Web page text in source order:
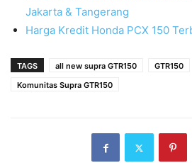
Jakarta & Tangerang
Harga Kredit Honda PCX 150
TAGS all new supra GTR150
GTR150
Komunitas Supra GTR150